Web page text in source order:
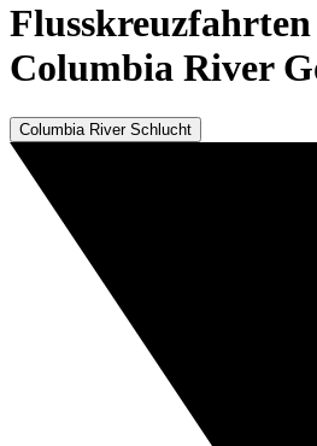
Columbia River
Columbia River Schlucht